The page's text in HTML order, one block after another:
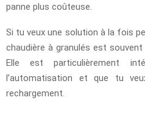
panne plus coûteuse.
Si tu veux une solution à la fois
chaudière à granulés est souvent
Elle est particulièrement
l’automatisation et que tu
rechargement.